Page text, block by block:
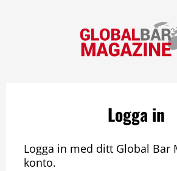
Logga in
Logga in med ditt Global Bar
konto.